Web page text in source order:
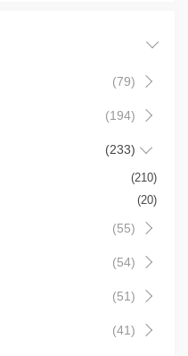
(79)
(194)
(233)
(210)
(20)
(55)
(54)
(51)
(41)